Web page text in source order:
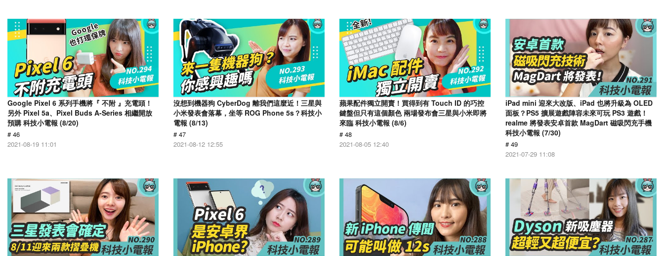
Google Pixel 6 系列手機將『 不附 』充電頭！
另外 Pixel 5a、Pixel Buds A-Series 相繼開放
預購 科技小電報 (8/20)
# 46
2021-08-19 11:01
沒想到機器狗 CyberDog 離我們這麼近！三星與
小米發表會落幕，坐等 ROG Phone 5s？科技小
電報 (8/13)
# 47
2021-08-12 12:55
蘋果配件獨立開賣！買得到有 Touch ID 的巧控
鍵盤但只有這個顏色 兩場發布會三星與小米即將
來臨 科技小電報 (8/6)
# 48
2021-08-05 12:40
iPad mini 迎來大改版、iPad 也將升級為 OLED
面板？PS5 擴展遊戲陣容未來可玩 PS3 遊戲！
realme 將發表安卓首款 MagDart 磁吸閃充手機
科技小電報 (7/30)
# 49
2021-07-29 11:08